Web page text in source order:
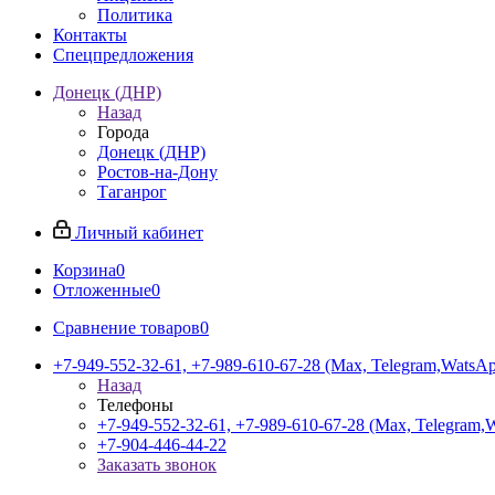
Политика
Контакты
Спецпредложения
Донецк (ДНР)
Назад
Города
Донецк (ДНР)
Ростов-на-Дону
Таганрог
Личный кабинет
Корзина0
Отложенные0
Сравнение товаров0
+7-949-552-32-61, +7-989-610-67-28 (Max,
Назад
Телефоны
+7-949-552-32-61, +7-989-610-67-28 (Max,
+7-904-446-44-22
Заказать звонок